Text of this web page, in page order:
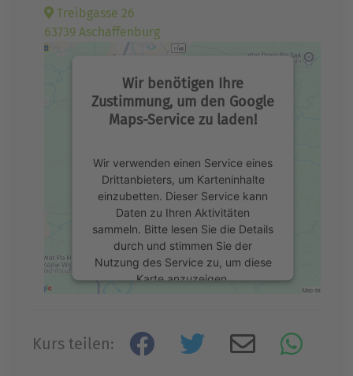
Treibgasse 26
63739 Aschaffenburg
Wir benötigen Ihre
Zustimmung, um den Google
Maps-Service zu laden!
Wir verwenden einen Service eines
Drittanbieters, um Karteninhalte
einzubetten. Dieser Service kann
Daten zu Ihren Aktivitäten
sammeln. Bitte lesen Sie die Details
durch und stimmen Sie der
Nutzung des Service zu, um diese
Karte anzuzeigen.
Kurs teilen: